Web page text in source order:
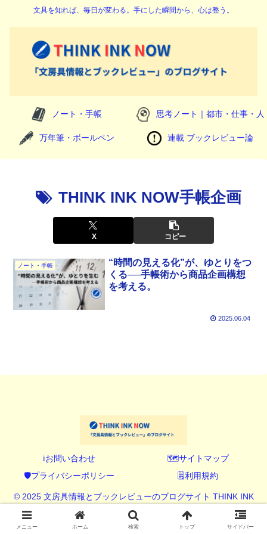
文具を知れば、毎日が変わる。手にした瞬間から、心は整う。
ノート・手帳 思考ノート｜都市・仕事・人
万年筆・ボールペン 連載 ブックレビュー論
THINK INK NOW手帳企画
X コピー
ノート・手帳
“時間の見える化”が、ゆとりをつ
くる──手帳術から商品企画構想
を考える。
2025.06.04
ℹ️お問い合わせ
🗺️サイトマップ
🛡️プライバシーポリシー
🗒️利用規約
© 2025 文房具情報とブックレビューのブログサイト THINK INK
NOW (シンク インク ナウ).
メニュー ホーム 検索 トップ サイドバー